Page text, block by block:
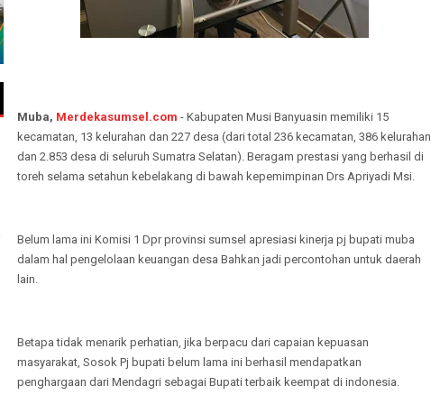
Muba, Merdekasumsel.com - Kabupaten Musi Banyuasin memiliki 15
kecamatan, 13 kelurahan dan 227 desa (dari total 236 kecamatan, 386 kelurahan
dan 2.853 desa di seluruh Sumatra Selatan). Beragam prestasi yang berhasil di
toreh selama setahun kebelakang di bawah kepemimpinan Drs Apriyadi Msi.
Belum lama ini Komisi 1 Dpr provinsi sumsel apresiasi kinerja pj bupati muba
dalam hal pengelolaan keuangan desa Bahkan jadi percontohan untuk daerah
lain.
Betapa tidak menarik perhatian, jika berpacu dari capaian kepuasan
masyarakat, Sosok Pj bupati belum lama ini berhasil mendapatkan
penghargaan dari Mendagri sebagai Bupati terbaik keempat di indonesia.